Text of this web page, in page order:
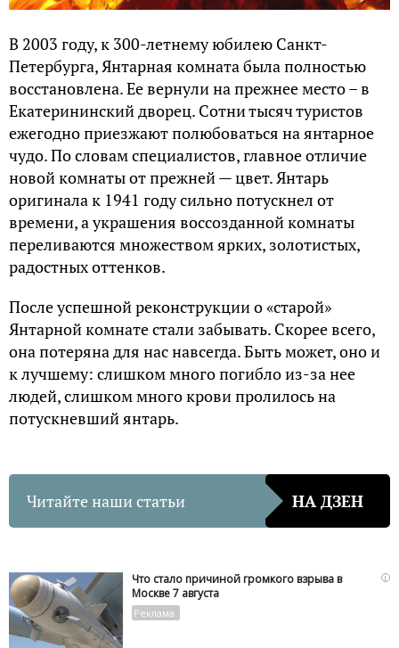
В 2003 году, к 300-летнему юбилею Санкт-
Петербурга, Янтарная комната была полностью
восстановлена. Ее вернули на прежнее место – в
Екатерининский дворец. Сотни тысяч туристов
ежегодно приезжают полюбоваться на янтарное
чудо. По словам специалистов, главное отличие
новой комнаты от прежней — цвет. Янтарь
оригинала к 1941 году сильно потускнел от
времени, а украшения воссозданной комнаты
переливаются множеством ярких, золотистых,
радостных оттенков.
После успешной реконструкции о «старой»
Янтарной комнате стали забывать. Скорее всего,
она потеряна для нас навсегда. Быть может, оно и
к лучшему: слишком много погибло из-за нее
людей, слишком много крови пролилось на
потускневший янтарь.
Читайте наши статьи НА ДЗЕН
i
Что стало причиной громкого взрыва в
Москве 7 августа